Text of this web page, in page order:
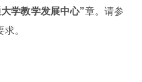
学教学发展中心”章。请参
。